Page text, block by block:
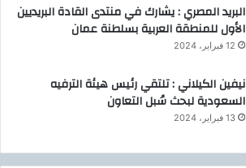
البريد المصري : يشارك في منتدى القادة البريديين
الأول للمنطقة العربية بسلطنة عمان
12 فبراير، 2024
نيفين الكيلاني : تلتقي رئيس هيئة الترفيه
السعودية لبحث سُبل التعاون
13 فبراير، 2024